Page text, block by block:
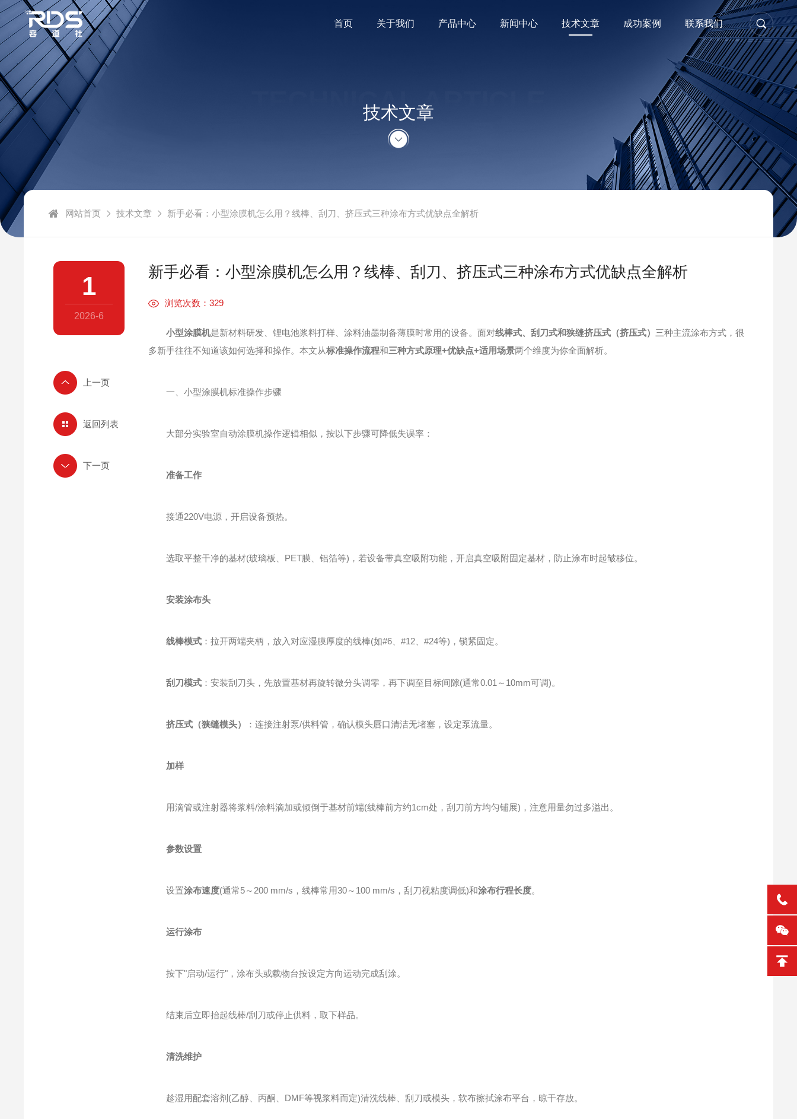
首页 关于我们 产品中心 新闻中心 技术文章 成功案例 联系我们
TECHNICAL ARTICLE
技术文章
网站首页 技术文章 新手必看：小型涂膜机怎么用？线棒、刮刀、挤压式三种涂布方式优缺点全解析
新手必看：小型涂膜机怎么用？线棒、刮刀、挤压式三种涂布方式优缺点全解析
浏览次数：329
小型涂膜机是新材料研发、锂电池浆料打样、涂料油墨制备薄膜时常用的设备。面对线棒式、刮刀式和狭缝挤压式（挤压式） 三种主流涂布方式，很
多新手往往不知道该如何选择和操作。本文从标准操作流程和三种方式原理+优缺点+适用场景两个维度为你全面解析。
一、小型涂膜机标准操作步骤
大部分实验室自动涂膜机操作逻辑相似，按以下步骤可降低失误率：
准备工作
接通220V电源，开启设备预热。
选取平整干净的基材(玻璃板、PET膜、铝箔等)，若设备带真空吸附功能，开启真空吸附固定基材，防止涂布时起皱移位。
安装涂布头
线棒模式 ：拉开两端夹柄，放入对应湿膜厚度的线棒(如#6、#12、#24等)，锁紧固定。
刮刀模式 ：安装刮刀头，先放置基材再旋转微分头调零，再下调至目标间隙(通常0.01～10mm可调)。
挤压式（狭缝模头） ：连接注射泵/供料管，确认模头唇口清洁无堵塞，设定泵流量。
加样
用滴管或注射器将浆料/涂料滴加或倾倒于基材前端(线棒前方约1cm处，刮刀前方均匀铺展)，注意用量勿过多溢出。
参数设置
设置涂布速度(通常5～200 mm/s，线棒常用30～100 mm/s，刮刀视粘度调低)和涂布行程长度。
运行涂布
按下"启动/运行"，涂布头或载物台按设定方向运动完成刮涂。
结束后立即抬起线棒/刮刀或停止供料，取下样品。
清洗维护
趁湿用配套溶剂(乙醇、丙酮、DMF等视浆料而定)清洗线棒、刮刀或模头，软布擦拭涂布平台，晾干存放。
1
2026-6
返回列表